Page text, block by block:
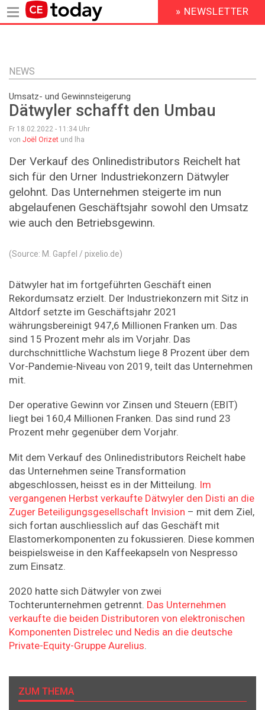
Inhalt
HEADER
MENU
» NEWSLETTER
NEWS
Umsatz- und Gewinnsteigerung
Dätwyler schafft den Umbau
Fr 18.02.2022 - 11:34 Uhr
von Joël Orizet und lha
Der Verkauf des Onlinedistributors Reichelt hat
sich für den Urner Industriekonzern Dätwyler
gelohnt. Das Unternehmen steigerte im nun
abgelaufenen Geschäftsjahr sowohl den Umsatz
wie auch den Betriebsgewinn.
(Source: M. Gapfel / pixelio.de)
Dätwyler hat im fortgeführten Geschäft einen
Rekordumsatz erzielt. Der Industriekonzern mit Sitz in
Altdorf setzte im Geschäftsjahr 2021
währungsbereinigt 947,6 Millionen Franken um. Das
sind 15 Prozent mehr als im Vorjahr. Das
durchschnittliche Wachstum liege 8 Prozent über dem
Vor-Pandemie-Niveau von 2019, teilt das Unternehmen
mit.
Der operative Gewinn vor Zinsen und Steuern (EBIT)
liegt bei 160,4 Millionen Franken. Das sind rund 23
Prozent mehr gegenüber dem Vorjahr.
Mit dem Verkauf des Onlinedistributors Reichelt habe
das Unternehmen seine Transformation
abgeschlossen, heisst es in der Mitteilung. Im
vergangenen Herbst verkaufte Dätwyler den Disti an die
Zuger Beteiligungsgesellschaft Invision – mit dem Ziel,
sich fortan auschliesslich auf das Geschäft mit
Elastomerkomponenten zu fokussieren. Diese kommen
beispielsweise in den Kaffeekapseln von Nespresso
zum Einsatz.
2020 hatte sich Dätwyler von zwei
Tochterunternehmen getrennt. Das Unternehmen
verkaufte die beiden Distributoren von elektronischen
Komponenten Distrelec und Nedis an die deutsche
Private-Equity-Gruppe Aurelius.
ZUM THEMA